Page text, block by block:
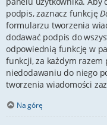
podpis, zaznacz funkcję
formularzu tworzenia
dodawać podpis do
odpowiednią funkcję w
funkcji, za każdym razem
niedodawaniu do niego
tworzenia wiadomości
Na górę